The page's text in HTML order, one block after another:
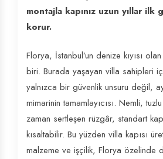
montajla kapınız uzun yıllar
korur.
Florya, İstanbul’un denize kıyısı
biri. Burada yaşayan villa sahipleri
yalnızca bir güvenlik unsuru değil,
mimarinin tamamlayıcısı. Nemli,
zaman sertleşen rüzgâr, standart
kısaltabilir. Bu yüzden villa kapısı
malzeme ve işçilik, Florya özelinde